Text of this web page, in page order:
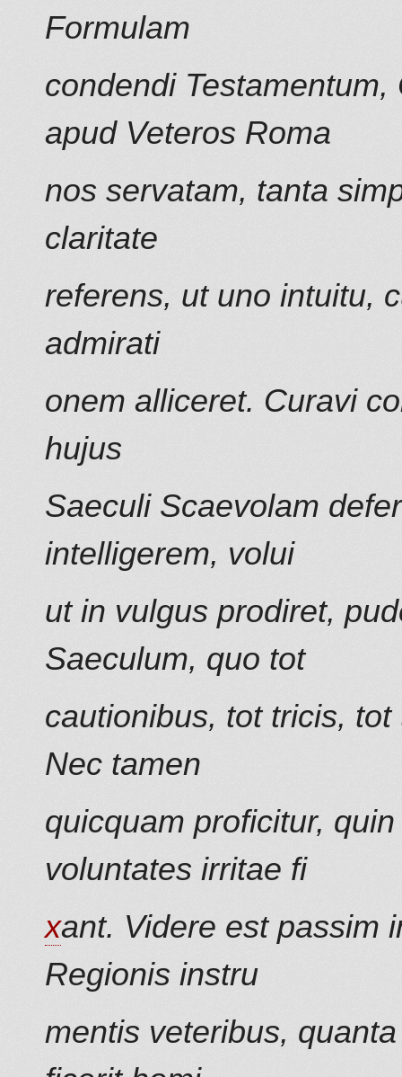
Formulam
condendi
apud Veteros Roma
nos servatam, tanta
claritate
referens, ut uno intuitu,
admirati
onem alliceret. Curavi
hujus
Saeculi Scaevolam
intelligerem, volui
ut in vulgus prodiret,
Saeculum, quo tot
cautionibus, tot tricis,
Nec tamen
quicquam proficitur,
voluntates irritae fi
xant. Videre est passim
Regionis instru
mentis veteribus,